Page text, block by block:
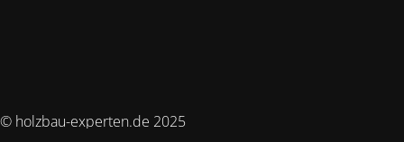
© holzbau-experten.de 2025